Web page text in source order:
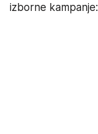
izborne kampanje: